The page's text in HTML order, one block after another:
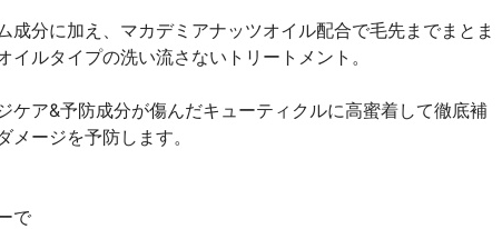
分に加え、マカデミアナッツオイル配合で毛先までまとま
イルタイプの洗い流さないトリートメント。
ア&予防成分が傷んだキューティクルに高蜜着して徹底補
ージを予防します。
で